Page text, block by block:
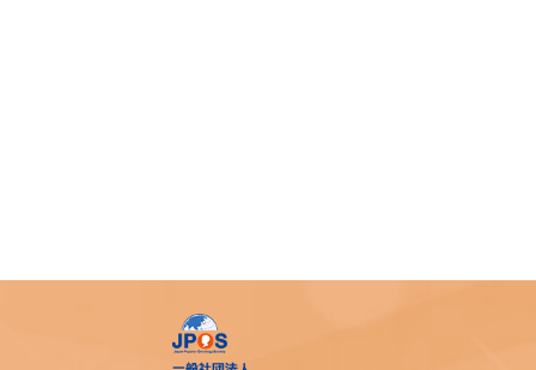
アピアランス＜問題＞への心理社会的支援のための研修会